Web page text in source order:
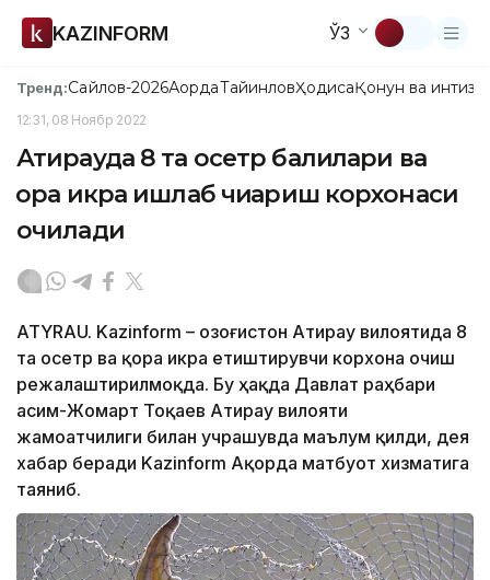
KAZINFORM ЎЗ
Тренд:Сайлов-2026АқордаТайинловҲодисаҚонун ва
12:31, 08 Ноябр 2022
Атирауда 8 та осетр балиқлари ва
қора икра ишлаб чиқариш корхонаси
очилади
ATYRAU. Kazinform – Қозоғистон Атирау вилоятида 8
та осетр ва қора икра етиштирувчи корхона очиш
режалаштирилмоқда. Бу ҳақда Давлат раҳбари
Қасим-Жомарт Тоқаев Атирау вилояти
жамоатчилиги билан учрашувда маълум қилди, дея
хабар беради Kazinform Ақорда матбуот хизматига
таяниб.